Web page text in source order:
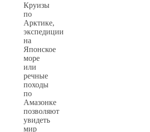
Круизы
по
Арктике,
экспедиции
на
Японское
море
или
речные
походы
по
Амазонке
позволяют
увидеть
мир